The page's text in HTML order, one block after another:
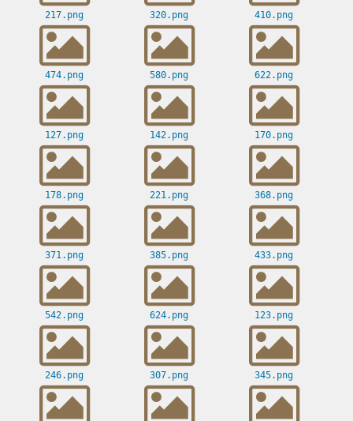
217.png 320.png 410.png
474.png 580.png 622.png
127.png 142.png 170.png
178.png 221.png 368.png
371.png 385.png 433.png
542.png 624.png 123.png
246.png 307.png 345.png